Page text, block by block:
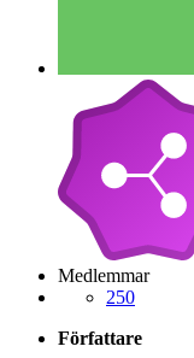
Medlemmar
250
Författare